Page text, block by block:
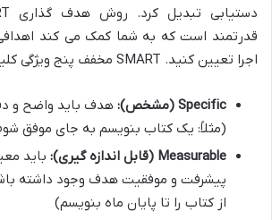
قدرتمند است که به شما کمک می کند اهدافی
اجرا تعیین کنید. SMART مخفف پنج ویژگی کلیدی است:
Specific (مشخص):
هدف باید واضح و
(مثلاً: یک کتاب بنویسم به جای موفق
Measurable (قابل اندازه گیری):
باید
از کتاب را تا پایان ماه بنویسم)